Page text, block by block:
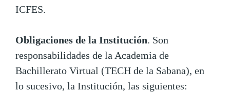
ICFES.
Obligaciones de la Institución. Son
responsabilidades de la Academia de
Bachillerato Virtual (TECH de la Sabana), en
lo sucesivo, la Institución, las siguientes: